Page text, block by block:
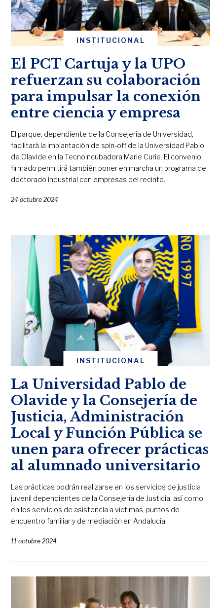
INSTITUCIONAL
El PCT Cartuja y la UPO
refuerzan su colaboración
para impulsar la conexión
entre ciencia y empresa
El parque, dependiente de la Consejería de Universidad,
facilitará la implantación de spin-off de la Universidad Pablo
de Olavide en la Tecnoincubadora Marie Curie. El convenio
firmado permitirá también poner en marcha un programa de
doctorado industrial con empresas del recinto.
24 octubre 2024
INSTITUCIONAL
La Universidad Pablo de
Olavide y la Consejería de
Justicia, Administración
Local y Función Pública se
unen para ofrecer prácticas
al alumnado universitario
Las prácticas podrán realizarse en los servicios de justicia
juvenil dependientes de la Consejería de Justicia, así como
en los servicios de asistencia a víctimas, puntos de
encuentro familiar y de mediación en Andalucía.
11 octubre 2024